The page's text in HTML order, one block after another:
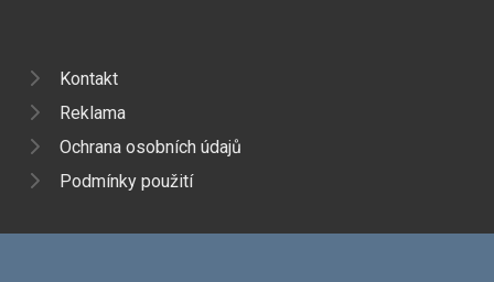
Kontakt
Reklama
Ochrana osobních údajů
Podmínky použití